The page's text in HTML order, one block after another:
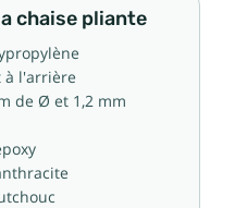
chaise pliante
à l'arrière
de Ø et 1,2 mm